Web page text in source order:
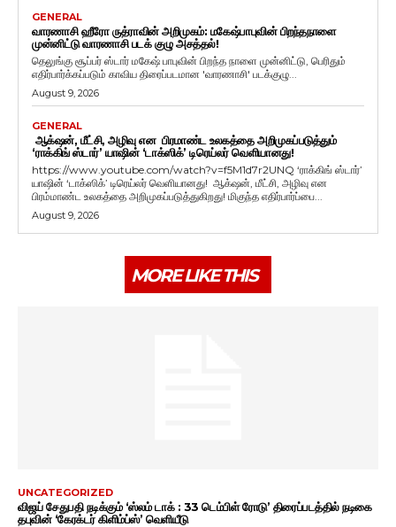
GENERAL
வாரணாசி ஹீரோ ருத்ராவின் அறிமுகம்: மகேஷ்பாபுவின் பிறந்தநாளை
முன்னிட்டு வாரணாசி படக் குழு அசத்தல்!
தெலுங்கு சூப்பர் ஸ்டார் மகேஷ் பாபுவின் பிறந்த நாளை முன்னிட்டு, பெரிதும்
எதிர்பார்க்கப்படும் காவிய திரைப்படமான 'வாரணாசி' படக்குழு...
August 9, 2026
GENERAL
ஆக்‌ஷன், மீட்சி, அழிவு என பிரமாண்ட உலகத்தை அறிமுகப்படுத்தும்
‘ராக்கிங் ஸ்டார்’ யாஷின் ‘டாக்ஸிக்’ டிரெய்லர் வெளியானது!
https://www.youtube.com/watch?v=f5M1d7r2UNQ ‘ராக்கிங் ஸ்டார்’
யாஷின் ‘டாக்ஸிக்’ டிரெய்லர் வெளியானது! ஆக்‌ஷன், மீட்சி, அழிவு என
பிரம்மாண்ட உலகத்தை அறிமுகப்படுத்துகிறது! மிகுந்த எதிர்பார்ப்பை...
August 9, 2026
MORE LIKE THIS
UNCATEGORIZED
விஜய் சேதுபதி நடிக்கும் ‘ஸ்லம் டாக் : 33 டெம்பிள் ரோடு’ திரைப்படத்தில் நடிகை
தபுவின் ‘கேரக்டர் கிளிம்ப்ஸ்’ வெளியீடு